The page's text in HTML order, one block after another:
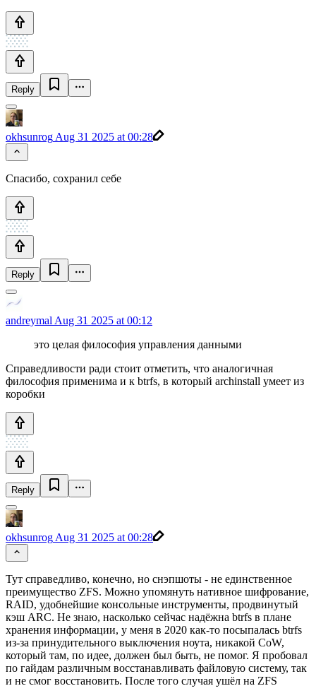
Reply
okhsunrog Aug 31 2025 at 00:28
Спасибо, сохранил себе
Reply
andreymal Aug 31 2025 at 00:12
это целая философия управления данными
Справедливости ради стоит отметить, что аналогичная
философия применима и к btrfs, в который archinstall умеет из
коробки
Reply
okhsunrog Aug 31 2025 at 00:28
Тут справедливо, конечно, но снэпшоты - не единственное
преимущество ZFS. Можно упомянуть нативное шифрование,
RAID, удобнейшие консольные инструменты, продвинутый
кэш ARC. Не знаю, насколько сейчас надёжна btrfs в плане
хранения информации, у меня в 2020 как-то посыпалась btrfs
из-за принудительного выключения ноута, никакой CoW,
который там, по идее, должен был быть, не помог. Я пробовал
по гайдам различным восстанавливать файловую систему, так
и не смог восстановить. После того случая ушёл на ZFS